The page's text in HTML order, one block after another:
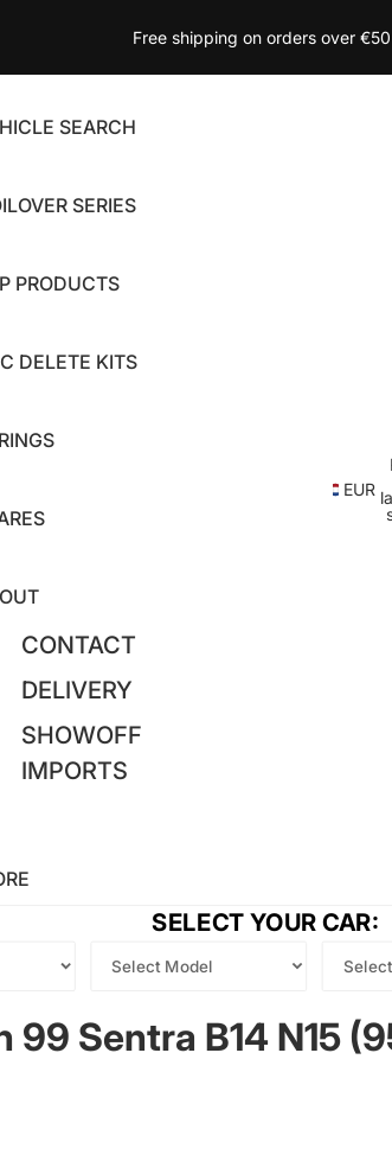
Free shipping on orders over €50
SEARCH
SERIES
PRODUCTS
DELETE KITS
CONTACT
DELIVERY
SHOWOFF
IMPORTS
EUR
SELECT YOUR CAR:
99 Sentra B14 N15